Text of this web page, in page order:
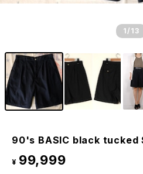
1 /13
90's BASIC black tucked
¥ 99,999